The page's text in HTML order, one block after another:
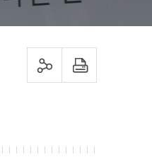
sns 공유하기 프린트하기